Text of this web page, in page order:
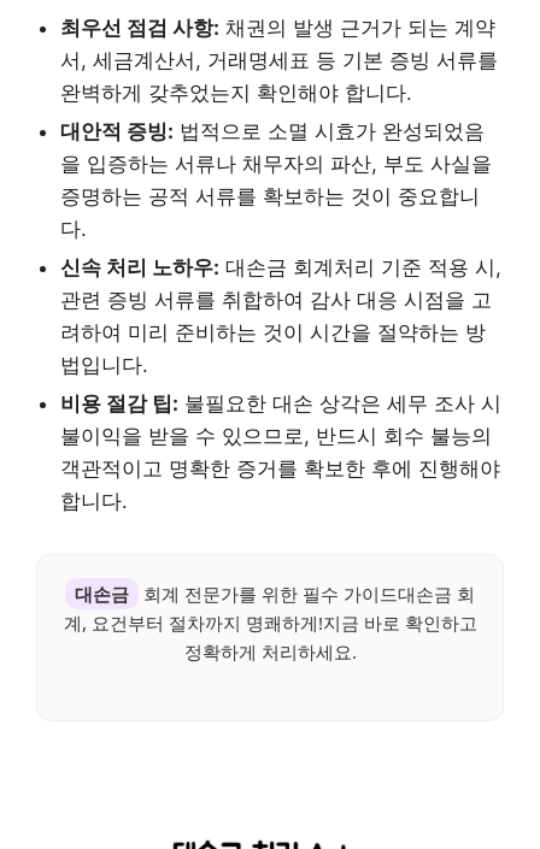
최우선 점검 사항: 채권의 발생 근거가 되는 계약
서, 세금계산서, 거래명세표 등 기본 증빙 서류를
완벽하게 갖추었는지 확인해야 합니다.
대안적 증빙: 법적으로 소멸 시효가 완성되었음
을 입증하는 서류나 채무자의 파산, 부도 사실을
증명하는 공적 서류를 확보하는 것이 중요합니
다.
신속 처리 노하우: 대손금 회계처리 기준 적용 시,
관련 증빙 서류를 취합하여 감사 대응 시점을 고
려하여 미리 준비하는 것이 시간을 절약하는 방
법입니다.
비용 절감 팁: 불필요한 대손 상각은 세무 조사 시
불이익을 받을 수 있으므로, 반드시 회수 불능의
객관적이고 명확한 증거를 확보한 후에 진행해야
합니다.
대손금
회계 전문가를 위한 필수 가이드대손금 회
계, 요건부터 절차까지 명쾌하게!지금 바로 확인하고
정확하게 처리하세요.